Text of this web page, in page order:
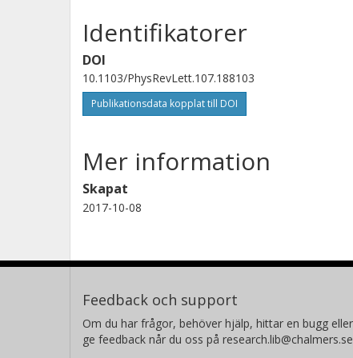
Identifikatorer
DOI
10.1103/PhysRevLett.107.188103
Publikationsdata kopplat till DOI
Mer information
Skapat
2017-10-08
Feedback och support
Om du har frågor, behöver hjälp, hittar en bugg
ge feedback når du oss på